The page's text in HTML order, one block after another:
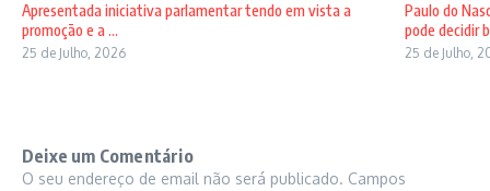
Apresentada iniciativa parlamentar tendo em vista a
promoção e a ...
25 de Julho, 2026
Paulo do
pode decidir
25 de Julho,
Deixe um Comentário
O seu endereço de email não será publicado. Campos